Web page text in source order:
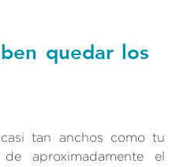
quedar los
tan anchos como tu
aproximadamente el